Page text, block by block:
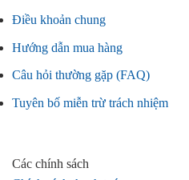
Điều khoản chung
Hướng dẫn mua hàng
Câu hỏi thường gặp (FAQ)
Tuyên bố miễn trừ trách nhiệm
Các chính sách